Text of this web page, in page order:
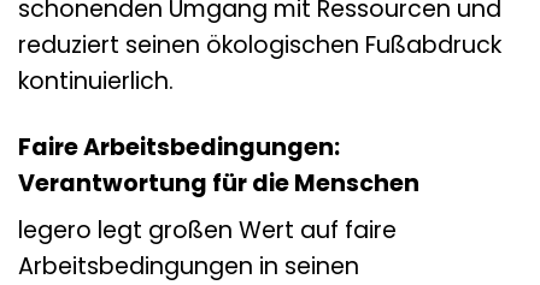
schonenden Umgang mit Ressourcen und
reduziert seinen ökologischen Fußabdruck
kontinuierlich.
Faire Arbeitsbedingungen:
Verantwortung für die Menschen
legero legt großen Wert auf faire
Arbeitsbedingungen in seinen